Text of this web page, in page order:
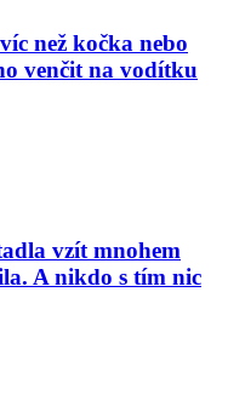
než kočka nebo
venčit na vodítku
vzít mnohem
A nikdo s tím nic